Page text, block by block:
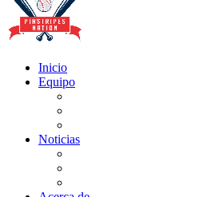
Inicio
Equipo
Noticias